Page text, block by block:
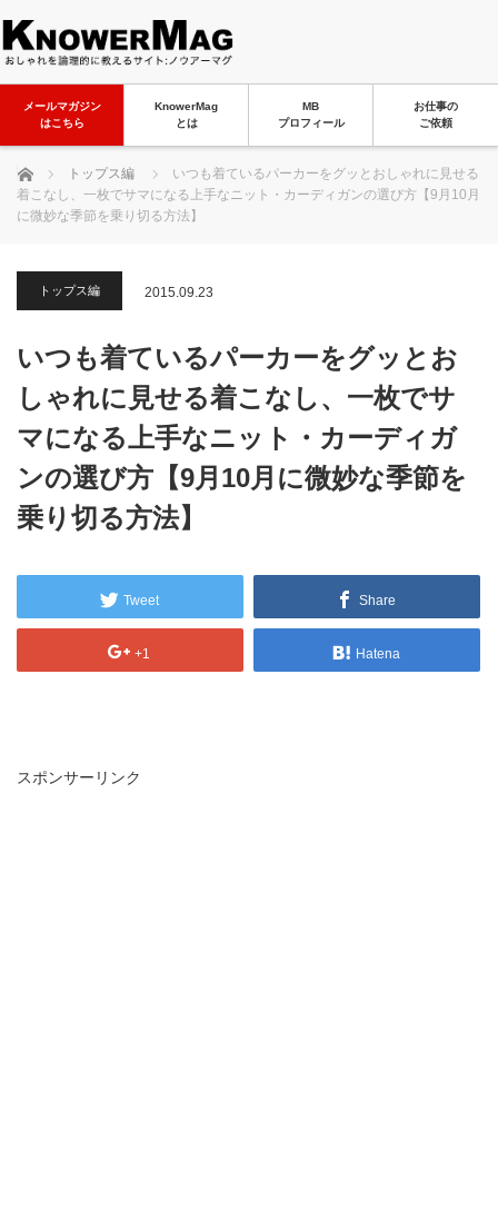
メールマガジン
はこちら
KnowerMag
とは
MB
プロフィール
お仕事の
ご依頼
ホーム トップス編
いつも着ているパーカーをグッとおしゃれに見せる
着こなし、一枚でサマになる上手なニット・カーディガンの選び方【9月10月
に微妙な季節を乗り切る方法】
トップス編 2015.09.23
いつも着ているパーカーをグッとお
しゃれに見せる着こなし、一枚でサ
マになる上手なニット・カーディガ
ンの選び方【9月10月に微妙な季節を
乗り切る方法】
Tweet Share
+1 Hatena
スポンサーリンク